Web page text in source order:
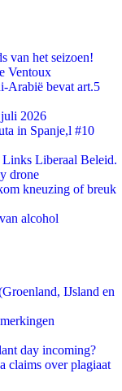
van het seizoen!
Ventoux
Arabië bevat art.5
2026
in Spanje,l #10
Liberaal Beleid.
drone
kneuzing of breuk
alcohol
IJsland en
day incoming?
claims over plagiaat